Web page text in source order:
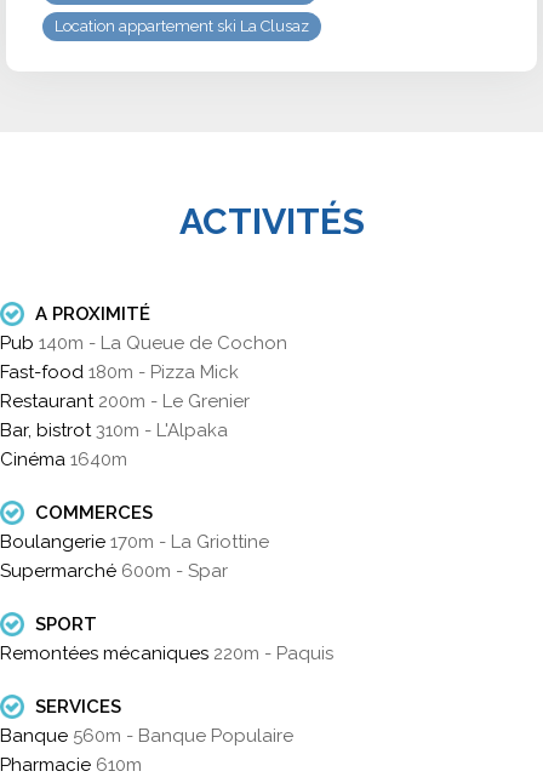
Location appartement ski La Clusaz
ACTIVITÉS
A PROXIMITÉ
Pub 140m - La Queue de Cochon
Fast-food 180m - Pizza Mick
Restaurant 200m - Le Grenier
Bar, bistrot 310m - L'Alpaka
Cinéma 1640m
COMMERCES
Boulangerie 170m - La Griottine
Supermarché 600m - Spar
SPORT
Remontées mécaniques 220m - Paquis
SERVICES
Banque 560m - Banque Populaire
Pharmacie 610m